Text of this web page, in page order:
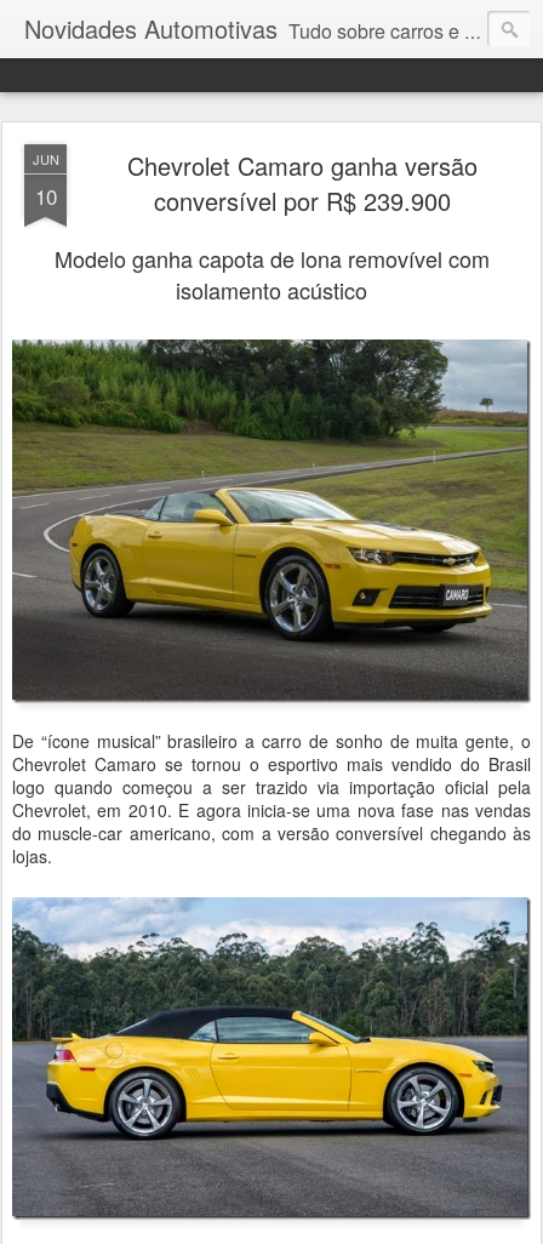
Novidades Automotivas Tudo sobre carros e motores
JUN
10
Chevrolet Camaro ganha versão
conversível por R$ 239.900
Modelo ganha capota de lona removível com
isolamento acústico
De “ícone musical” brasileiro a carro de sonho de muita gente, o
Chevrolet Camaro se tornou o esportivo mais vendido do Brasil
logo quando começou a ser trazido via importação oficial pela
Chevrolet, em 2010. E agora inicia-se uma nova fase nas vendas
do muscle-car americano, com a versão conversível chegando às
lojas.